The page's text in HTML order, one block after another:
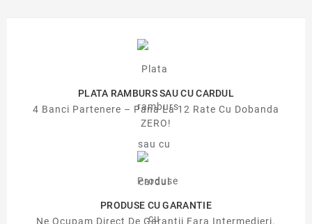
PLATA RAMBURS SAU CU CARDUL
4 Banci Partenere – Pana La 12 Rate Cu Dobanda
ZERO!
PRODUSE CU GARANTIE
Ne Ocupam Direct De Garantii Fara Intermedieri.